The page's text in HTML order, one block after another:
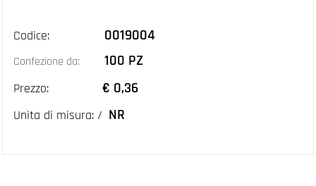
Codice: 0019004
Confezione da: 100 PZ
Prezzo: € 0,36
Unita di misura: / NR